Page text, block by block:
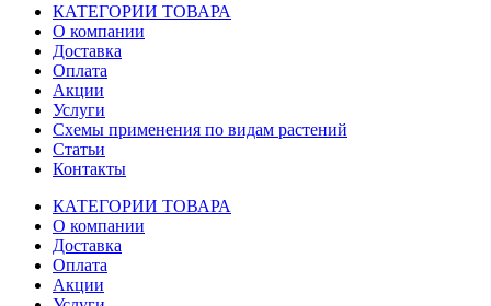
КАТЕГОРИИ ТОВАРА
О компании
Доставка
Оплата
Акции
Услуги
Схемы применения по видам растений
Статьи
Контакты
КАТЕГОРИИ ТОВАРА
О компании
Доставка
Оплата
Акции